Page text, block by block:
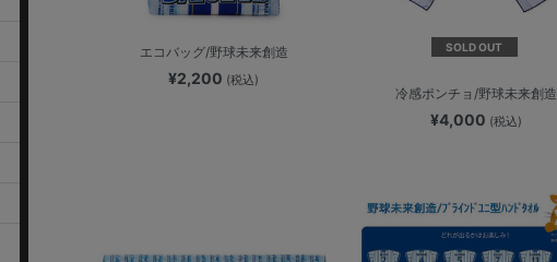
エコバッグ/野球未来創造
¥2,200 (税込)
SOLD OUT
冷感ポンチョ/野球未来創造
¥4,000 (税込)